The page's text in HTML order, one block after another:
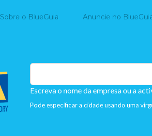
Home
Sobre o BlueGuia Anuncie no
Escreva o nome da empresa ou a
Pode especificar a cidade usando uma